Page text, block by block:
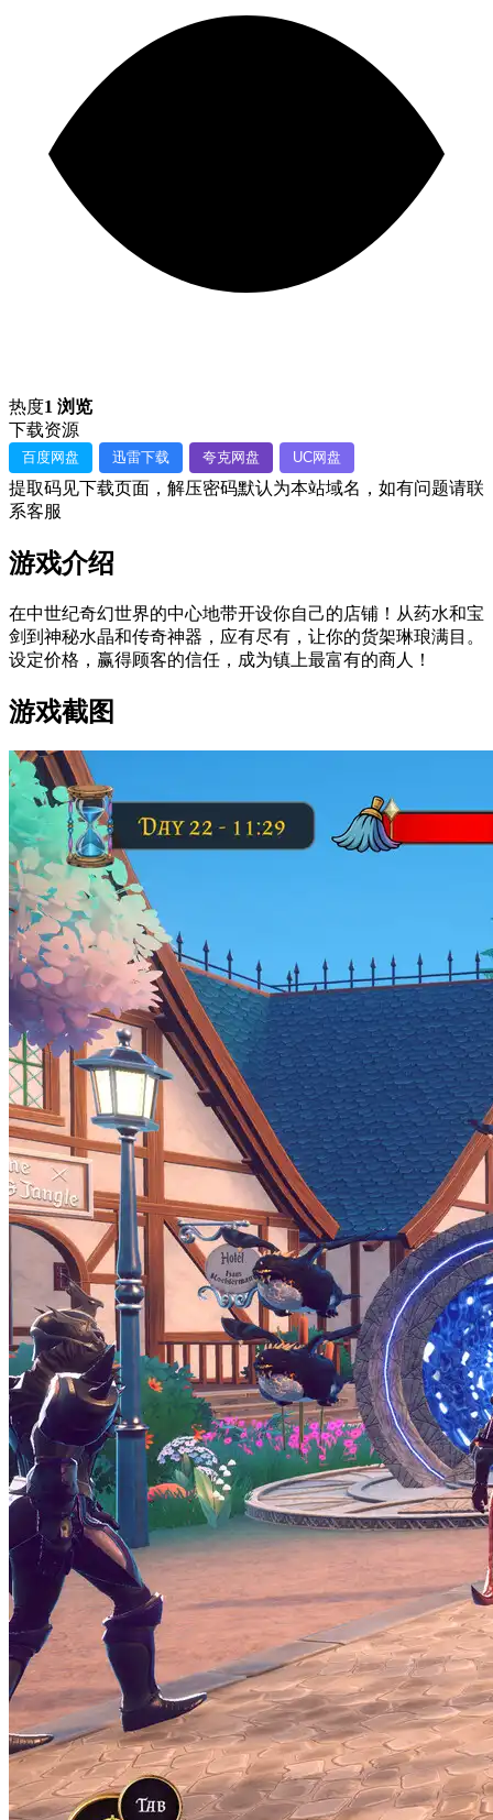
热度1 浏览
下载资源
百度网盘 迅雷下载 夸克网盘 UC网盘
提取码见下载页面，解压密码默认为本站域名，如有问题请联
系客服
游戏介绍
在中世纪奇幻世界的中心地带开设你自己的店铺！从药水和宝
剑到神秘水晶和传奇神器，应有尽有，让你的货架琳琅满目。
设定价格，赢得顾客的信任，成为镇上最富有的商人！
游戏截图